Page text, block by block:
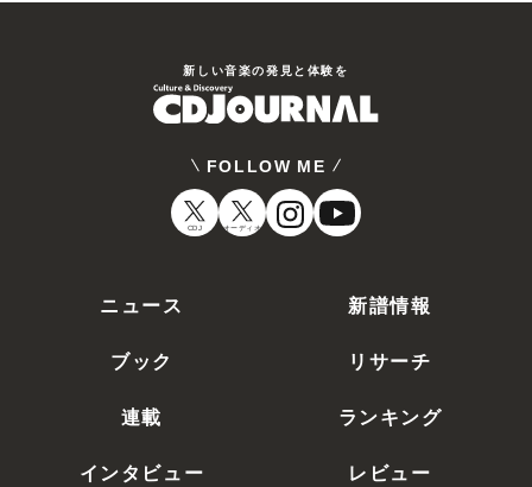
新しい⾳楽の発⾒と体験を
FOLLOW ME
CDJ オーディオ
ニュース
新譜情報
ブック
リサーチ
連載
ランキング
インタビュー
レビュー